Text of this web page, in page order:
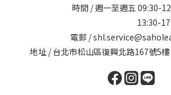
時間 / 週一至週五 09:30-
13:30-
電郵 /
地址 / 台北市松山區復興北路167號5